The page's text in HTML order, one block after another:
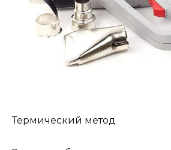
Термический метод